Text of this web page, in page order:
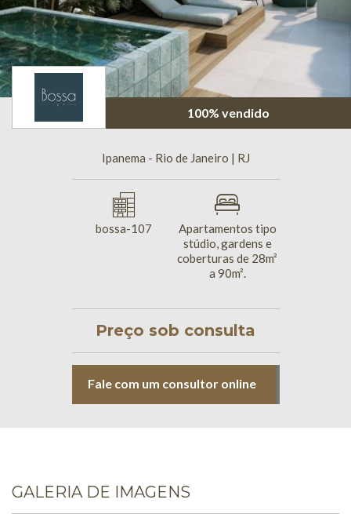
100% vendido
Ipanema - Rio de Janeiro | RJ
bossa-107
Apartamentos tipo
stúdio, gardens e
coberturas de 28m²
a 90m².
Preço sob consulta
Fale com um consultor online
GALERIA DE IMAGENS